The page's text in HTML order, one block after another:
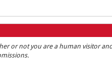
or not you are a human visitor